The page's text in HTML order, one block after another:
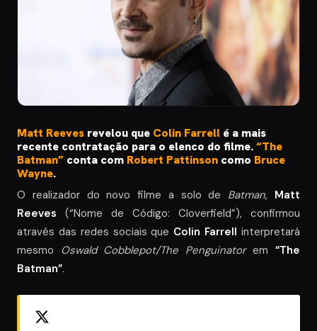
Matt Reeves revelou que Colin Farrell é a mais
recente contratação para o elenco do filme.“The
Batman” conta com Robert Pattinson como Bruce
Wayne.
O realizador do novo filme a solo de Batman, Matt
Reeves (“Nome de Código: Cloverfield”), confirmou
através das redes sociais que Colin Farrell interpretará
mesmo Oswald Cobblepot/The Penguinatorem“The
Batman”.